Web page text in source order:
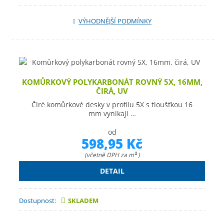
VÝHODNĚJŠÍ PODMÍNKY
KOMŮRKOVÝ POLYKARBONÁT ROVNÝ 5X, 16MM,
ČIRÁ, UV
Čiré komůrkové desky v profilu 5X s tloušťkou 16
mm vynikají …
od
598,95 Kč
(včetně DPH za m 2 )
DETAIL
Dostupnost: SKLADEM